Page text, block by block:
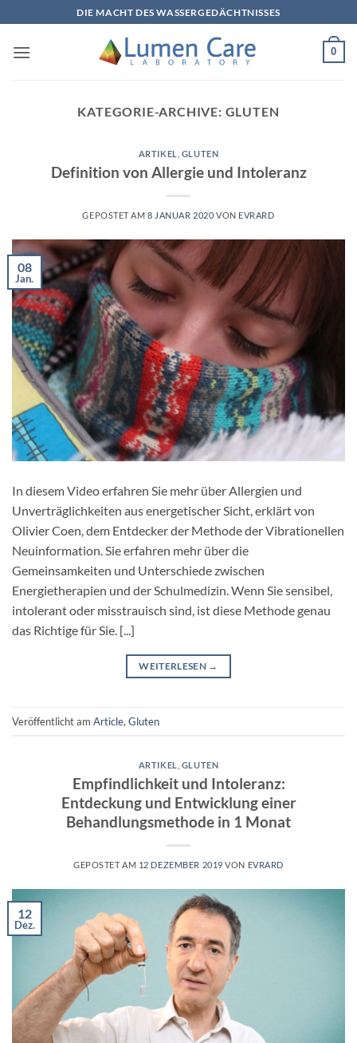
DIE MACHT DES WASSERGEDÄCHTNISSES
0
KATEGORIE-ARCHIVE: GLUTEN
ARTIKEL GLUTEN
Definition von Allergie und Intoleranz
GEPOSTET AM8 JANUAR 2020 VON EVRARD
08
Jan.
In diesem Video erfahren Sie mehr über Allergien und
Unverträglichkeiten aus energetischer Sicht, erklärt von
Olivier Coen, dem Entdecker der Methode der Vibrationellen
Neuinformation. Sie erfahren mehr über die
Gemeinsamkeiten und Unterschiede zwischen
Energietherapien und der Schulmedizin. Wenn Sie sensibel,
intolerant oder misstrauisch sind, ist diese Methode genau
das Richtige für Sie. [...]
WEITERLESEN →
Veröffentlicht am Article, Gluten
ARTIKEL GLUTEN
Empfindlichkeit und Intoleranz:
Entdeckung und Entwicklung einer
Behandlungsmethode in 1 Monat
GEPOSTET AM 12 DEZEMBER 2019 VON EVRARD
12
Dez.